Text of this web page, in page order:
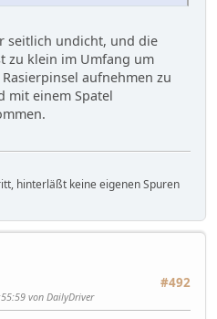
seitlich undicht, und die
zu klein im Umfang um
aufnehmen zu
mit einem Spatel
hinterläßt keine eigenen Spuren
#492
von DailyDriver